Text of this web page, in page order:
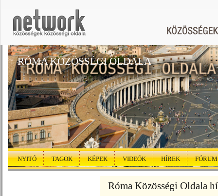
RÓMA KÖZÖSSÉGI OLDALA
NYITÓ TAGOK KÉPEK VIDEÓK HÍREK FÓRUM
Róma Közösségi Oldala